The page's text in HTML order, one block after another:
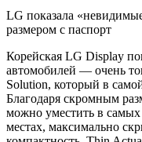
LG показала
размером с паспорт
Корейская LG Display
автомобилей — очень
Solution, который в
Благодаря скромным
можно уместить в
местах, максимально